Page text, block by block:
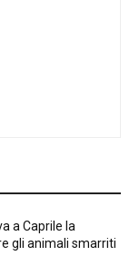
a Caprile la
gli animali smarriti